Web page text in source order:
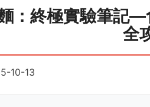
：終極實驗筆記
全
10-13